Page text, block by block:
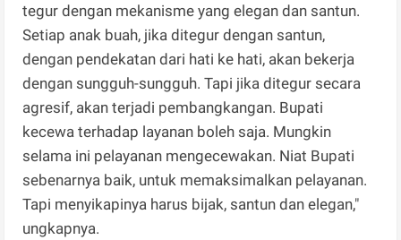
tegur dengan mekanisme yang elegan dan santun.
Setiap anak buah, jika ditegur dengan santun,
dengan pendekatan dari hati ke hati, akan bekerja
dengan sungguh-sungguh. Tapi jika ditegur secara
agresif, akan terjadi pembangkangan. Bupati
kecewa terhadap layanan boleh saja. Mungkin
selama ini pelayanan mengecewakan. Niat Bupati
sebenarnya baik, untuk memaksimalkan pelayanan.
Tapi menyikapinya harus bijak, santun dan elegan,"
ungkapnya.